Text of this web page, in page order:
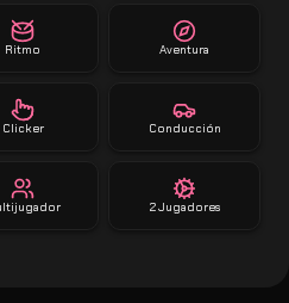
Ritmo Aventura
Clicker Conducción
2 Jugadores